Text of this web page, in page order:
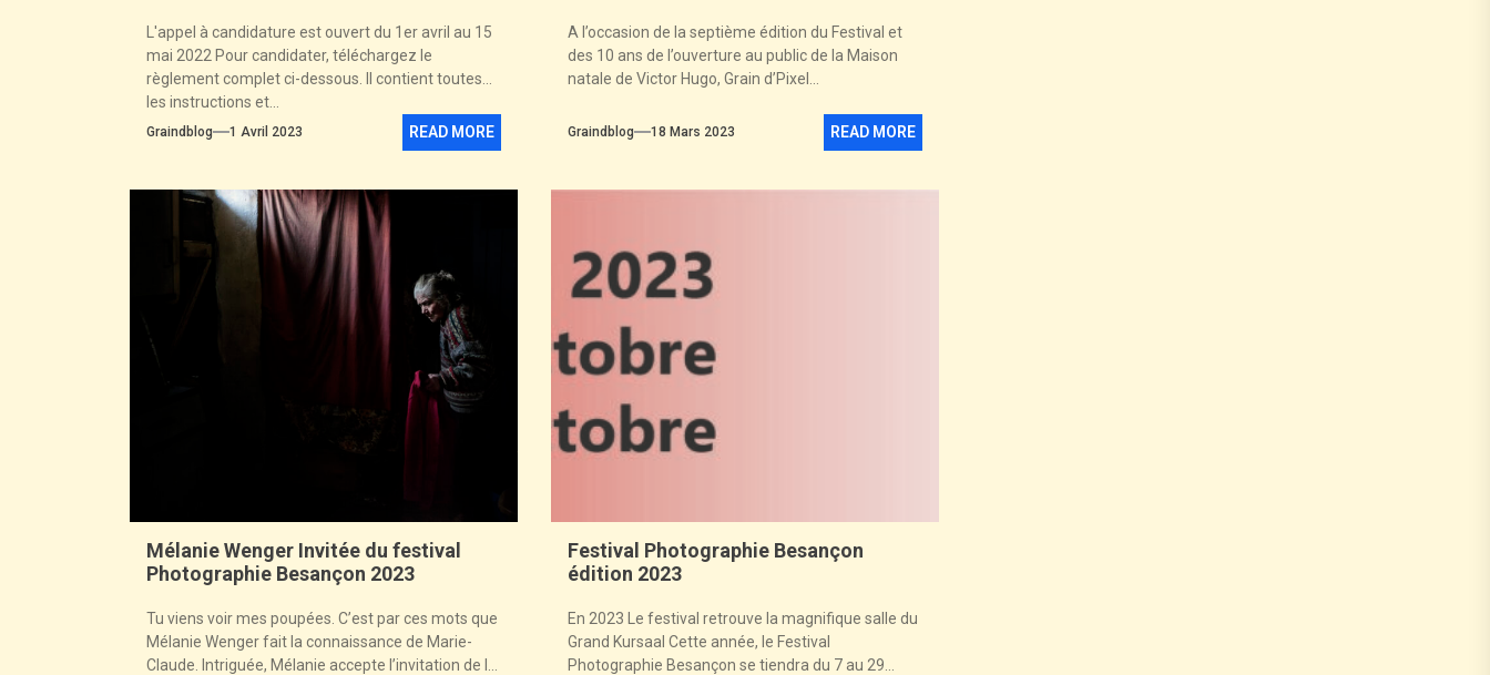
L'appel à candidature est ouvert du 1er avril au 15
mai 2022 Pour candidater, téléchargez le
règlement complet ci-dessous. Il contient toutes
les instructions et...
Graindblog 1 Avril 2023 READ MORE
A l’occasion de la septième édition du Festival et
des 10 ans de l’ouverture au public de la Maison
natale de Victor Hugo, Grain d’Pixel...
Graindblog 18 Mars 2023 READ MORE
Mélanie Wenger Invitée du festival
Photographie Besançon 2023
Tu viens voir mes poupées. C’est par ces mots que
Mélanie Wenger fait la connaissance de Marie-
Claude. Intriguée, Mélanie accepte l’invitation de la
Festival Photographie Besançon
édition 2023
En 2023 Le festival retrouve la magnifique salle du
Grand Kursaal Cette année, le Festival
Photographie Besançon se tiendra du 7 au 29